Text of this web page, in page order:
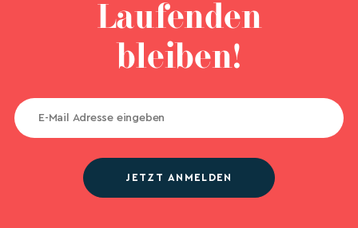
Laufenden
bleiben!
JETZT ANMELDEN